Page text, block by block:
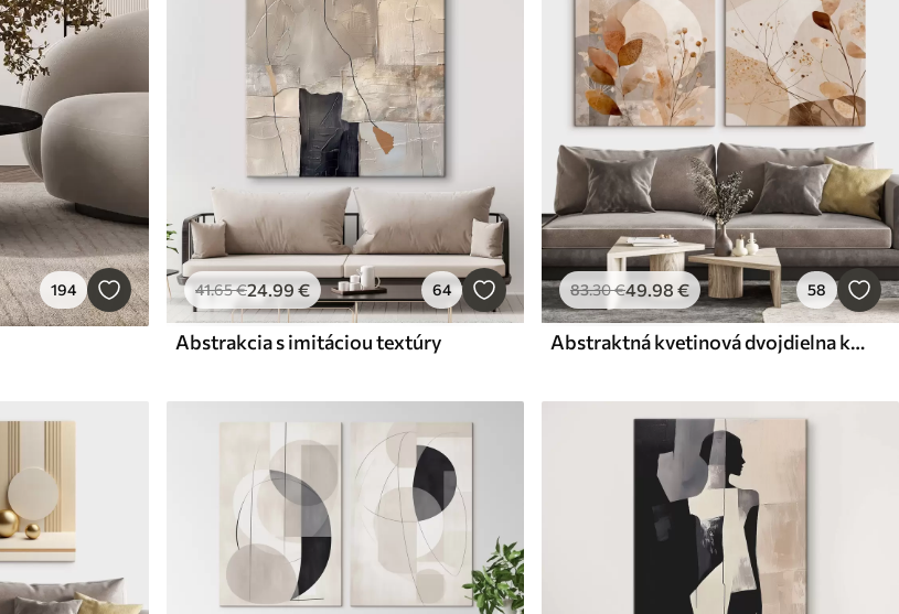
194 41.65€24.99 € 64
Abstrakcia s imitáciou textúry
83.30€49.98 € 58
Abstraktná kvetinová dvojdielna kompozícia